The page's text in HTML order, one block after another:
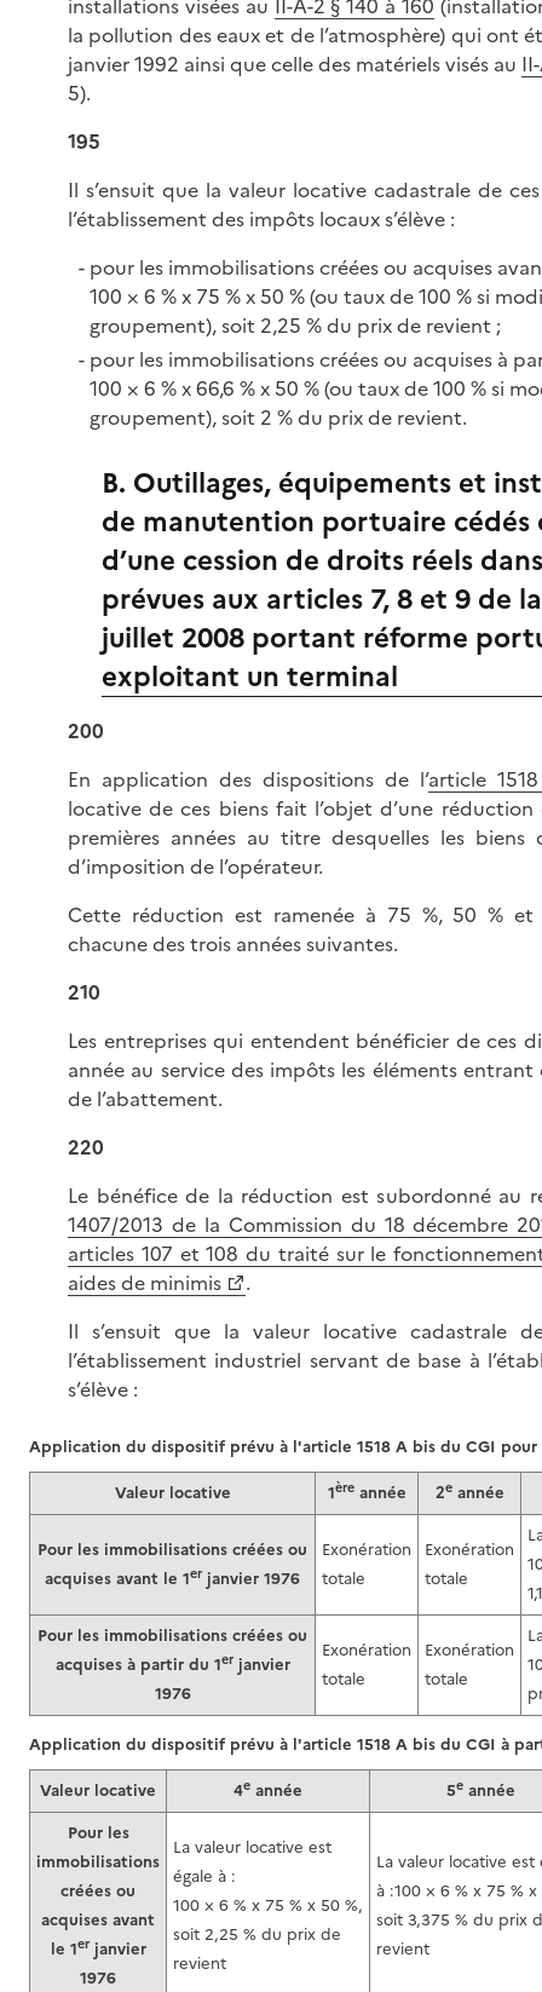
la pollution des eaux et de l’atmosphère) qui ont
janvier 1992 ainsi que celle des matériels visés au
5).
195
Il s’ensuit que la valeur locative cadastrale de
l’établissement des impôts locaux s’élève :
pour les immobilisations créées ou acquises
100 × 6 % x 75 % x 50 % (ou taux de 100 % si
groupement), soit 2,25 % du prix de revient ;
pour les immobilisations créées ou acquises à
100 × 6 % x 66,6 % x 50 % (ou taux de 100 % si
groupement), soit 2 % du prix de revient.
B. Outillages, équipements et
de manutention portuaire cédés
d’une cession de droits réels
prévues aux articles 7, 8 et 9 de
juillet 2008 portant réforme
exploitant un terminal
200
En application des dispositions de l’article
locative de ces biens fait l’objet d’une
premières années au titre desquelles les
d’imposition de l’opérateur.
Cette réduction est ramenée à 75 %, 50 %
chacune des trois années suivantes.
210
Les entreprises qui entendent bénéficier de ces
année au service des impôts les éléments
de l’abattement.
220
Le bénéfice de la réduction est subordonné au
1407/2013 de la Commission du 18 décembre
articles 107 et 108 du traité sur le
aides de minimis
.
Il s’ensuit que la valeur locative cadastrale
l’établissement industriel servant de base à
s’élève :
Application du dispositif prévu à l'article 1518 A bis du CGI pour
Valeur locative
1èreannée 2eannée
Pour les immobilisations créées ou
acquises avant le 1er janvier 1976
Exonération
totale
Exonération
totale
Pour les immobilisations créées ou
acquises à partir du 1erjanvier
1976
Exonération
totale
Exonération
totale
Application du dispositif prévu à l'article 1518 A bis du CGI à
Valeur locative
4e année 5eannée
Pour les
immobilisations
créées ou
acquises avant
le 1erjanvier
1976
La valeur locative est
égale à :
100 × 6 % x 75 % x 50 %,
soit 2,25 % du prix de
revient
La valeur locative est
à :100 × 6 % x 75 % x
soit 3,375 % du prix
revient